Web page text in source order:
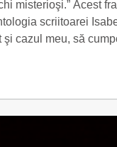
misterioşi.” Acest
scriitoarei
şi cazul meu, să